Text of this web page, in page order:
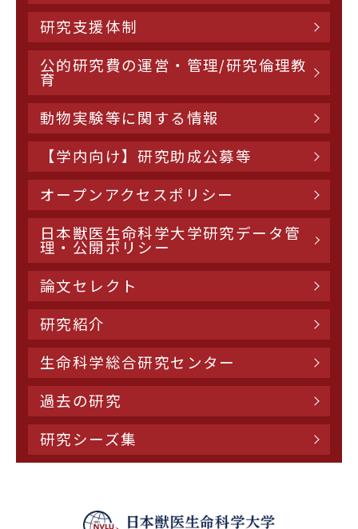
研究支援体制
公的研究費の運営・管理/研究倫理教
育
動物実験等に関する情報
【学内向け】研究助成公募等
オープンアクセスポリシー
日本獣医生命科学大学研究データ管
理・公開ポリシー
論文セレクト
研究紹介
生命科学総合研究センター
過去の研究
研究シーズ集